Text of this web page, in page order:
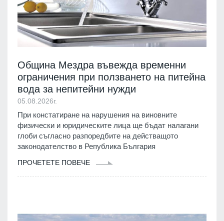
Община Мездра въвежда временни
ограничения при ползването на питейна
вода за непитейни нужди
05.08.2026г.
При констатиране на нарушения на виновните
физически и юридическите лица ще бъдат налагани
глоби съгласно разпоредбите на действащото
законодателство в Република България
ПРОЧЕТЕТЕ ПОВЕЧЕ